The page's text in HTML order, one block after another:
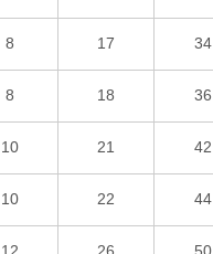
8 17 34
8 18 36
10 21 42
10 22 44